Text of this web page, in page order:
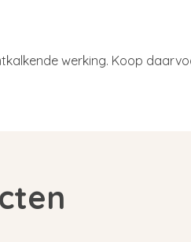
werking. Koop